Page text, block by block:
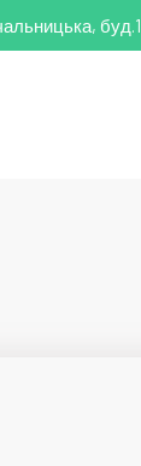
буд.1